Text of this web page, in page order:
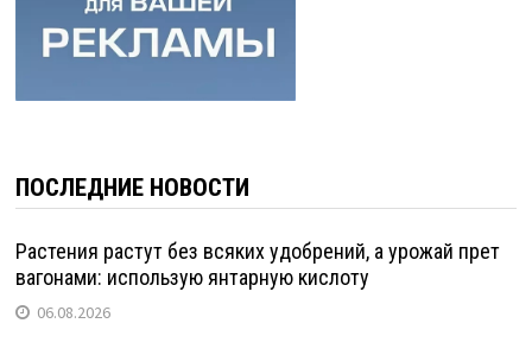
ПОСЛЕДНИЕ НОВОСТИ
Растения растут без всяких удобрений, а урожай прет
вагонами: использую янтарную кислоту
06.08.2026